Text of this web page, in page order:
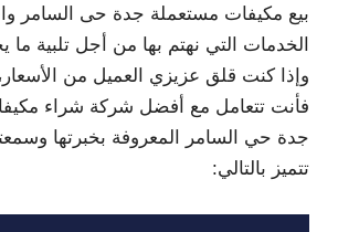
بيع مكيفات مستعملة جدة حى السامر
الخدمات التي نهتم بها من أجل تلبية ما
وإذا كنت قلق عزيزي العميل من
فأنت تتعامل مع أفضل شركة شراء
جدة حي السامر المعروفة بخبرتها
تتميز بالتالي: